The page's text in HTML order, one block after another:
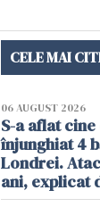
CELE MAI
06 AUGUST 2026
S-a aflat
înjunghiat 4
Londrei.
ani, explicat